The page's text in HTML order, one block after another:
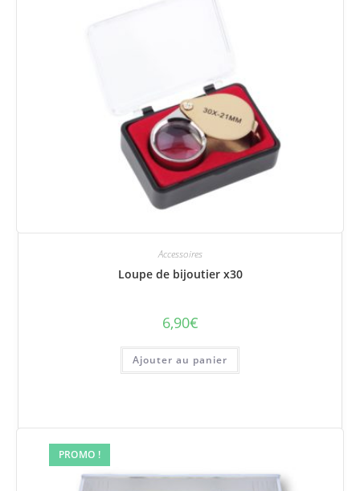
Accessoires
Loupe de bijoutier x30
6,90€
Ajouter au panier
PROMO !